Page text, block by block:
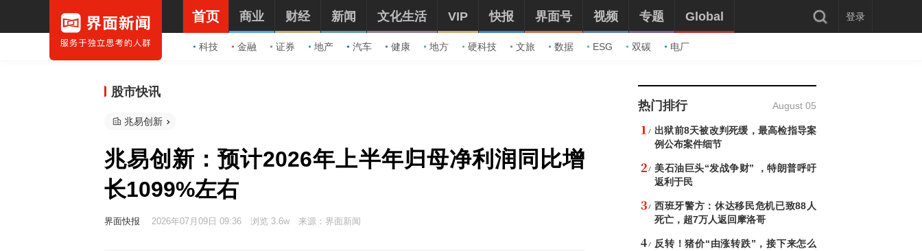
首页
科技 金融 证券 地产 汽车 健康 地方 硬科技 文旅 数据 ESG 双碳 电厂
商业 财经 新闻 文化生活 VIP 快报 界面号 视频 专题 Global 登录
股市快讯
兆易创新
兆易创新：预计2026年上半年归母净利润同比增
长1099%左右
界面快报 2026年07月09日 09:36 浏览 3.6w 来源：界面新闻
热门排行 August 05
出狱前8天被改判死缓，最高检指导案
例公布案件细节
美石油巨头“发战争财” ，特朗普呼吁
返利于民
西班牙警方：休达移民危机已致88人
死亡，超7万人返回摩洛哥
反转！猪价“由涨转跌”，接下来怎么